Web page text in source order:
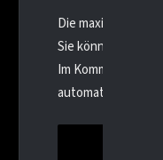
Die maximale
Sie können
Im
automatisch